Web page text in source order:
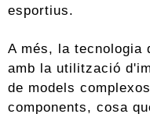
esportius.
A més, la tecnologia
amb la utilització
de models
components, cosa